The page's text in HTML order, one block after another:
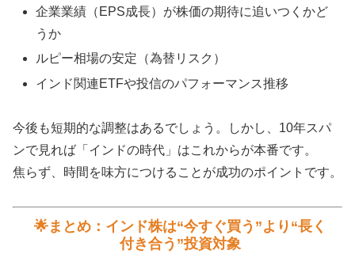
企業業績（EPS成長）が株価の期待に追いつくかど
うか
ルピー相場の安定（為替リスク）
インド関連ETFや投信のパフォーマンス推移
今後も短期的な調整はあるでしょう。しかし、10年スパ
ンで見れば「インドの時代」はこれからが本番です。
焦らず、時間を味方につけることが成功のポイントです。
🌟まとめ：インド株は“今すぐ買う”より“長く
付き合う”投資対象